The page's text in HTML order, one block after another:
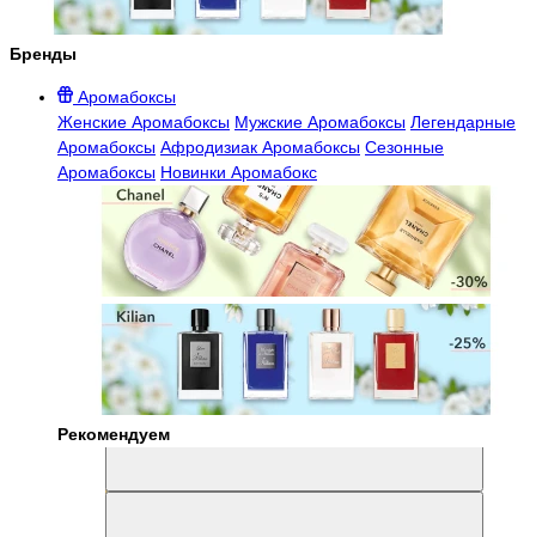
Бренды
Аромабоксы
Женские Аромабоксы Мужские Аромабоксы Легендарные
Аромабоксы Афродизиак Аромабоксы Сезонные
Аромабоксы Новинки Аромабокс
Рекомендуем